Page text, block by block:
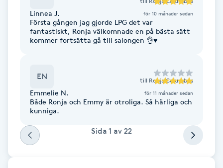
Fransk manikyr
Fransrengöring
Friskvård
Linnea J. för 10 månader sedan
Första gången jag gjorde LPG det var
fantastiskt, Ronja välkomnade en på bästa sätt
kommer fortsätta gå till salongen 👌♥️
EN till Ronja Columbus
Emmelie N. för 11 månader sedan
Både Ronja och Emmy är otroliga. Så härliga och
kunniga.
Sida 1 av 22